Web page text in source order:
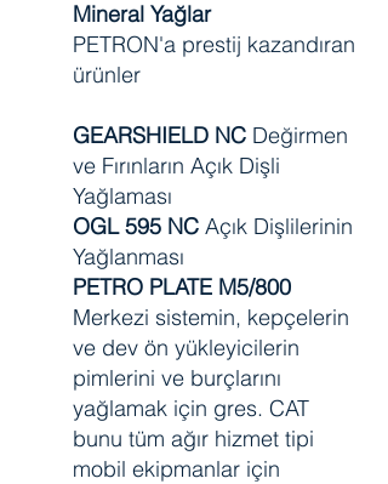
Mineral Yağlar
PETRON'a prestij kazandıran
ürünler
GEARSHIELD NC Değirmen
ve Fırınların Açık Dişli
Yağlaması
OGL 595 NC Açık Dişlilerinin
Yağlanması
PETRO PLATE M5/800
Merkezi sistemin, kepçelerin
ve dev ön yükleyicilerin
pimlerini ve burçlarını
yağlamak için gres. CAT
bunu tüm ağır hizmet tipi
mobil ekipmanlar için